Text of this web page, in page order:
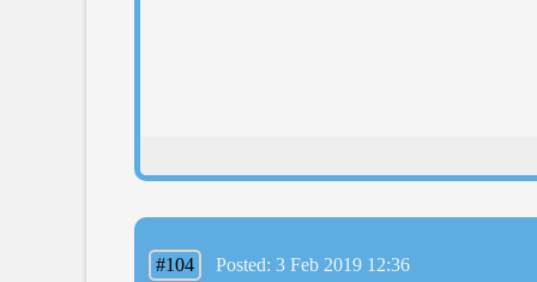
#104 Posted: 3 Feb 2019 12:36